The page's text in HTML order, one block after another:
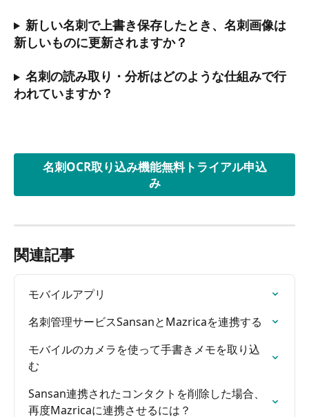
新しい名刺で上書き保存したとき、名刺画像は
新しいものに更新されますか？
名刺の読み取り・分析はどのような仕組みで行
われていますか？
名刺OCR取り込み機能無料トライアル申込
み
関連記事
モバイルアプリ
名刺管理サービスSansanとMazricaを連携する
モバイルのカメラを使って手書きメモを取り込
む
Sansan連携されたコンタクトを削除した場合、
再度Mazricaに連携させるには？